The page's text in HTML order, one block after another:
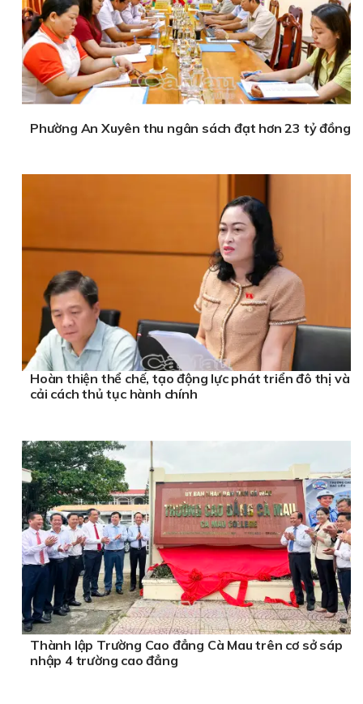
Phường An Xuyên thu ngân sách đạt hơn 23 tỷ đồng
Hoàn thiện thể chế, tạo động lực phát triển đô thị và
cải cách thủ tục hành chính
Thành lập Trường Cao đẳng Cà Mau trên cơ sở sáp
nhập 4 trường cao đẳng